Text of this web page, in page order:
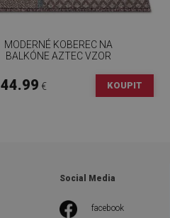
MODERNÉ KOBEREC NA
BALKÓNE AZTEC VZOR
44.99 € KOUPIT
Social Media
facebook